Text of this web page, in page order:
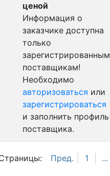
Пред. 1 ...
ценой
Информация о
заказчике доступна
только
зарегистрированным
поставщикам!
Необходимо
авторизоваться или
зарегистрироваться
и заполнить профиль
поставщика.